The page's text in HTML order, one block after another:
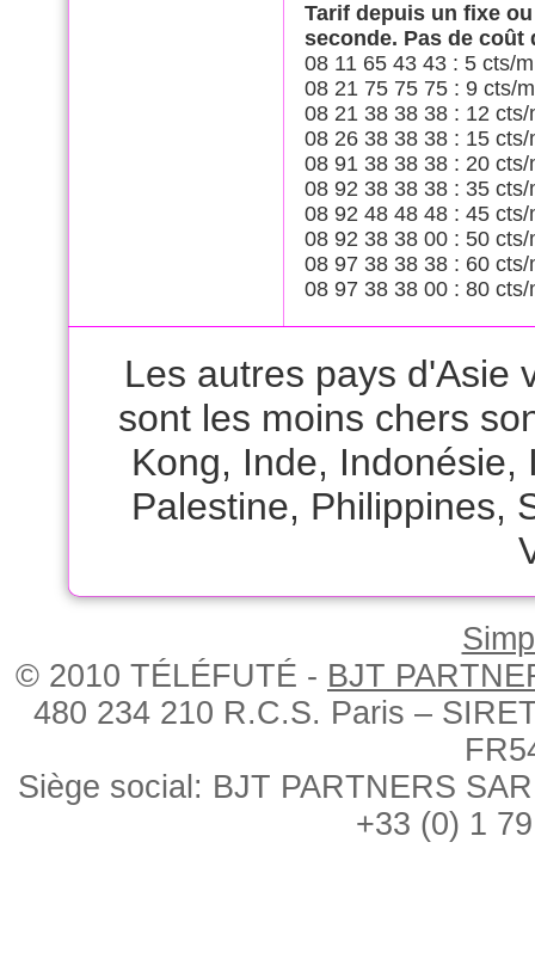
Tarif depuis un fixe
seconde. Pas de coût
08 11 65 43 43 : 5 cts/
08 21 75 75 75 : 9 cts/
08 21 38 38 38 : 12 cts/
08 26 38 38 38 : 15 cts/
08 91 38 38 38 : 20 cts/
08 92 38 38 38 : 35 cts/
08 92 48 48 48 : 45 cts/
08 92 38 38 00 : 50 cts/
08 97 38 38 38 : 60 cts/
08 97 38 38 00 : 80 cts/
Les autres pays d'Asie
sont les moins chers
Kong, Inde, Indonésie,
Palestine, Philippines,
© 2010 TÉLÉFUTÉ - BJT
480 234 210 R.C.S. Paris –
Siège social: BJT PARTNERS
+33 (0) 1